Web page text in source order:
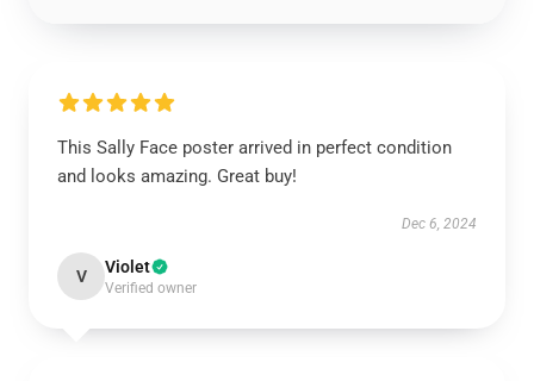
This Sally Face poster arrived in perfect condition
and looks amazing. Great buy!
Dec 6, 2024
V Violet
Verified owner